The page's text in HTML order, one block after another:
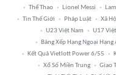
Thể Thao
Lionel Messi
Tin Thế Giới
Pháp Luật Xã
U23 Việt Nam
U17
Bảng Xếp Hạng Ngoại Hạng
Kết Quả Vietlott Power 6/55
Xổ Số Miền Trung
Giao